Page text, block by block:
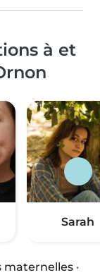
à et
Sarah
maternelles ·